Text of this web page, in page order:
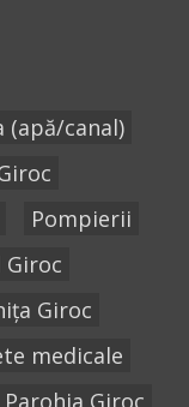
(apă/canal)
Pompierii
Giroc
Giroc
medicale